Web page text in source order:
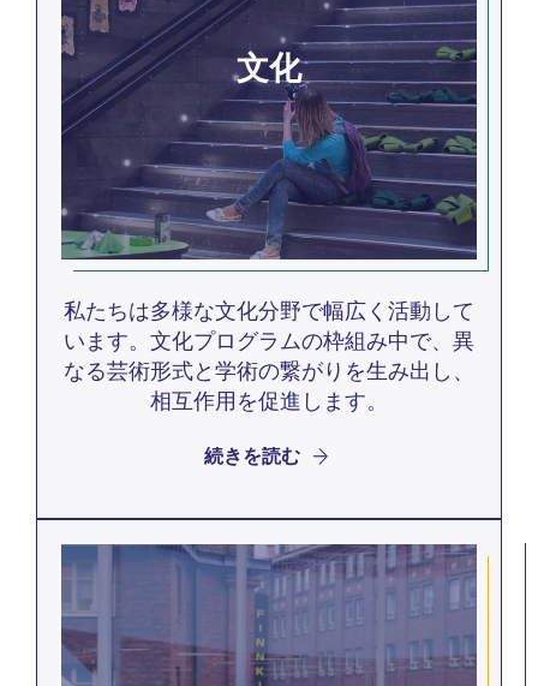
文化
私たちは多様な文化分野で幅広く活動して
います。文化プログラムの枠組み中で、異
なる芸術形式と学術の繋がりを生み出し、
相互作用を促進します。
続きを読む